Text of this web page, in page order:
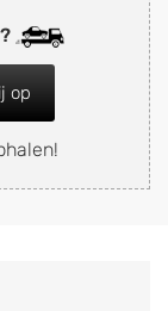
op
en
Wilt u
brommobiel
wegbrengen
op een
voor uw oude